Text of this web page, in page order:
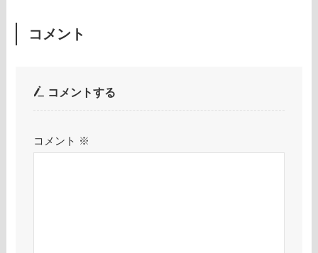
コメント
コメントする
コメント ※